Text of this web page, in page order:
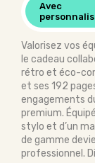
Avec
Valorisez vos
le cadeau
rétro et éco-
et ses 192
engagements
premium.
stylo et d’un
de gamme
professionnel.